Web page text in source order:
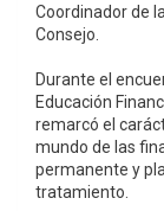
Coordinador de
Consejo.
Durante el
Educación
remarcó el
mundo de las
permanente y
tratamiento.